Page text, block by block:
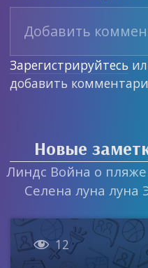
Зарегистрируйтесь
добавить
Новые
Линдс Война о
Селена луна
 12